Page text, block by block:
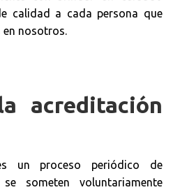
calidad a cada persona que
en nosotros.
acreditación
un proceso periódico de
someten voluntariamente